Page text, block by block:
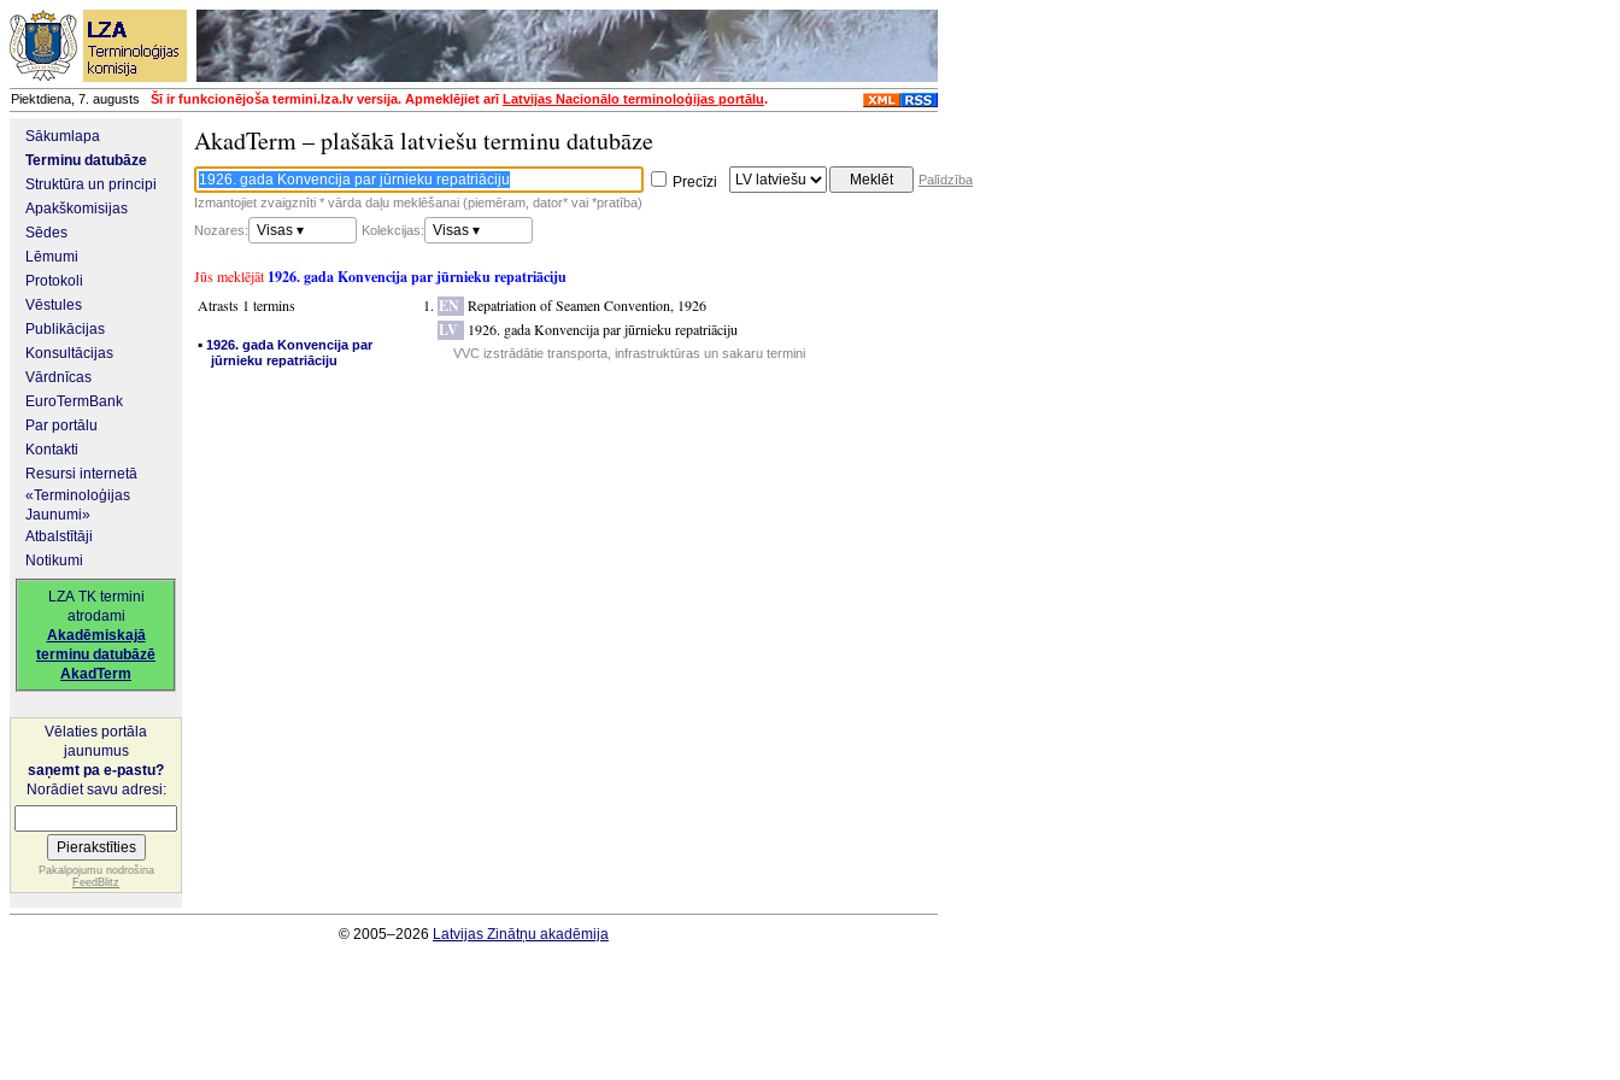
Piektdiena, 7. augusts Šī ir funkcionējoša termini.lza.lv versija. Apmeklējiet arīLatvijas Nacionālo terminoloģijas portālu.
Sākumlapa
Terminu datubāze
Struktūra un principi
Apakškomisijas
Sēdes
Lēmumi
Protokoli
Vēstules
Publikācijas
Konsultācijas
Vārdnīcas
EuroTermBank
Par portālu
Kontakti
Resursi internetā
«Terminoloģijas
Jaunumi»
Atbalstītāji
Notikumi
LZA TK termini
atrodami
Akadēmiskajā
terminu datubāzē
AkadTerm
Vēlaties portāla
jaunumus
saņemt pa e-pastu?
Norādiet savu adresi:
Pakalpojumu nodrošina
FeedBlitz
AkadTerm – plašākā latviešu terminu datubāze
Precīzi
Palīdzība
Izmantojiet zvaigznīti * vārda daļu meklēšanai (piemēram, dator* vai *pratība)
Nozares:
Visas ▾ Kolekcijas: Visas ▾
Jūs meklējāt 1926. gada Konvencija par jūrnieku repatriāciju
Atrasts 1 termins
▪ 1926. gada Konvencija par
jūrnieku repatriāciju
EN Repatriation of Seamen Convention, 1926
LV 1926. gada Konvencija par jūrnieku repatriāciju
VVC izstrādātie transporta, infrastruktūras un sakaru termini
© 2005–2026 Latvijas Zinātņu akadēmija